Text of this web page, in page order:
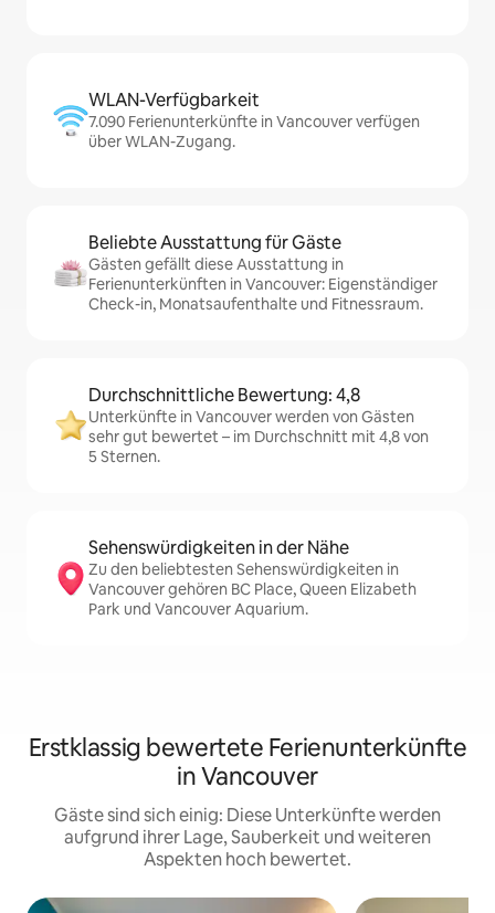
WLAN-Verfügbarkeit
7.090 Ferienunterkünfte in Vancouver verfügen
über WLAN-Zugang.
Beliebte Ausstattung für Gäste
Gästen gefällt diese Ausstattung in
Ferienunterkünften in Vancouver: Eigenständiger
Check-in, Monatsaufenthalte und Fitnessraum.
Durchschnittliche Bewertung: 4,8
Unterkünfte in Vancouver werden von Gästen
sehr gut bewertet – im Durchschnitt mit 4,8 von
5 Sternen.
Sehenswürdigkeiten in der Nähe
Zu den beliebtesten Sehenswürdigkeiten in
Vancouver gehören BC Place, Queen Elizabeth
Park und Vancouver Aquarium.
Erstklassig bewertete Ferienunterkünfte
in Vancouver
Gäste sind sich einig: Diese Unterkünfte werden
aufgrund ihrer Lage, Sauberkeit und weiteren
Aspekten hoch bewertet.